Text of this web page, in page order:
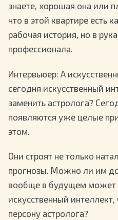
знаете, хорошая она или
что в этой квартире есть
рабочая история, но в
профессионала.
Интервьюер: А
сегодня искусственный
заменить астролога?
появляются уже целые
этом.
Они строят не только
прогнозы. Можно ли им
вообще в будущем может
искусственный
персону астролога?